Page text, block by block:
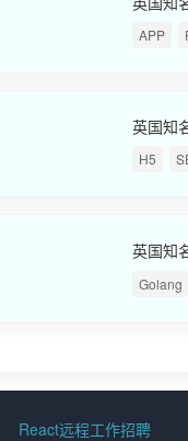
APP
英国知
H5
英国知
Golang
React远程工作招聘